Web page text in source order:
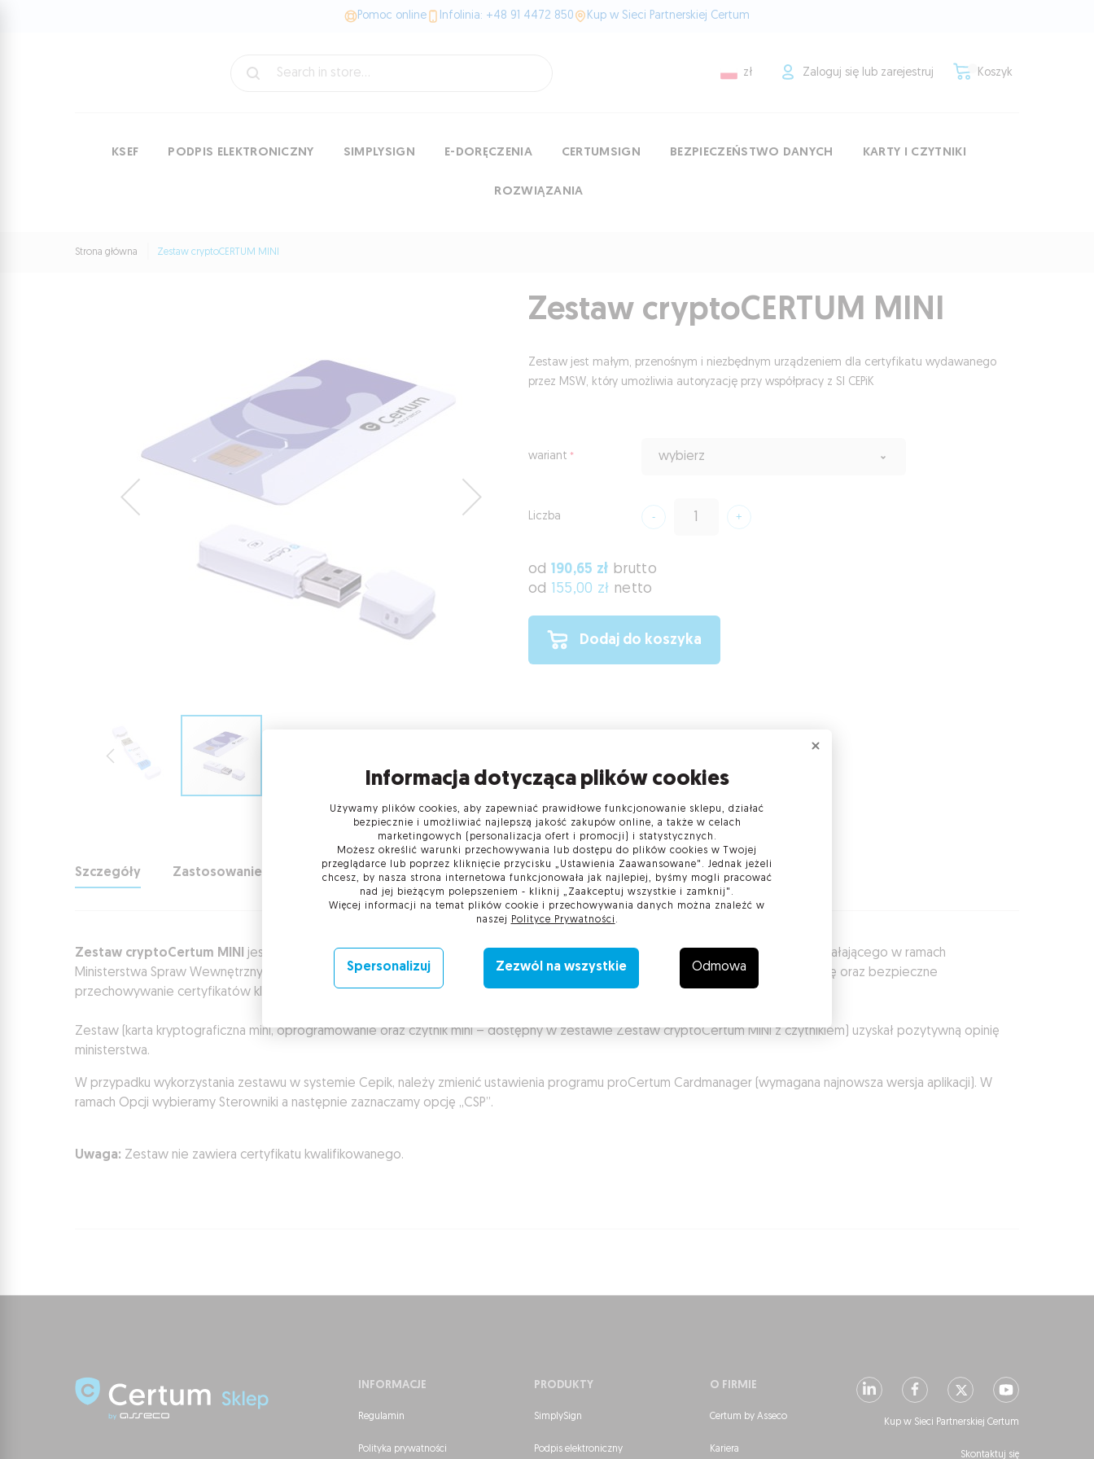
Pomoc online Infolinia: +48 91 4472 850 Kup w Sieci Partnerskiej Certum
zł Koszyk
Zaloguj się lub zarejestruj
KSEF PODPIS ELEKTRONICZNY SIMPLYSIGN E-DORĘCZENIA CERTUMSIGN BEZPIECZEŃSTWO DANYCH KARTY I CZYTNIKI
ROZWIĄZANIA
Strona główna Zestaw cryptoCERTUM MINI
Zestaw cryptoCERTUM MINI
Zestaw jest małym, przenośnym i niezbędnym urządzeniem dla certyfikatu wydawanego
przez MSW, który umożliwia autoryzację przy współpracy z SI CEPiK
od 190,65 zł brutto
od 155,00 zł netto
Dodaj do koszyka
Liczba
wariant wybierz
Szczegóły
Zestaw cryptoCertum MINI
jest niezbędnym nośnikiem certyfikatu wydawanego przez Centrum Certyfikacji i Generacji Kluczy, działającego w ramach
Ministerstwa Spraw Wewnętrznych, który umożliwia autoryzację przy współpracy z SI CEPiK. Zestaw dodatkowo pozwala na obsługę oraz bezpieczne
przechowywanie certyfikatów klucza publicznego.
Zestaw (karta kryptograficzna mini, oprogramowanie oraz czytnik mini – dostępny w zestawie Zestaw cryptoCertum MINI z czytnikiem) uzyskał pozytywną opinię
ministerstwa.
W przypadku wykorzystania zestawu w systemie Cepik, należy zmienić ustawienia programu proCertum Cardmanager (wymagana najnowsza wersja aplikacji). W
ramach Opcji wybieramy Sterowniki a następnie zaznaczamy opcję „CSP”.
Uwaga: Zestaw nie zawiera certyfikatu kwalifikowanego.
Zastosowanie Wymagania techniczne Skład zestawu Deklaracja zgodności
INFORMACJE
Regulamin
Polityka prywatności
PRODUKTY
SimplySign
Podpis elektroniczny
O FIRMIE
Certum by Asseco
Kariera
Kup w Sieci Partnerskiej Certum
Skontaktuj się
Informacja dotycząca plików cookies
Używamy plików cookies, aby zapewniać prawidłowe funkcjonowanie sklepu, działać
bezpiecznie i umożliwiać najlepszą jakość zakupów online, a także w celach
marketingowych (personalizacja ofert i promocji) i statystycznych.
Możesz określić warunki przechowywania lub dostępu do plików cookies w Twojej
przeglądarce lub poprzez kliknięcie przycisku „Ustawienia Zaawansowane". Jednak jeżeli
chcesz, by nasza strona internetowa funkcjonowała jak najlepiej, byśmy mogli pracować
nad jej bieżącym polepszeniem - kliknij „Zaakceptuj wszystkie i zamknij".
Więcej informacji na temat plików cookie i przechowywania danych można znaleźć w
naszej
Polityce Prywatności .
Spersonalizuj Zezwól na wszystkie Odmowa